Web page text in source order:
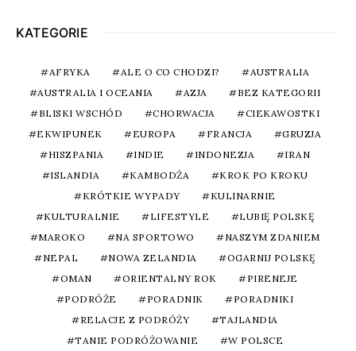
KATEGORIE
AFRYKA ALE O CO CHODZI?
AUSTRALIA
AUSTRALIA I OCEANIA
AZJA
BEZ KATEGORII
BLISKI WSCHÓD
CHORWACJA
CIEKAWOSTKI
EKWIPUNEK
EUROPA FRANCJA
GRUZJA
HISZPANIA
INDIE INDONEZJA
IRAN
ISLANDIA
KAMBODŻA
KROK PO KROKU
KRÓTKIE WYPADY
KULINARNIE
KULTURALNIE
LIFESTYLE
LUBIĘ POLSKĘ
MAROKO
NA SPORTOWO
NASZYM ZDANIEM
NEPAL
NOWA ZELANDIA
OGARNIJ POLSKĘ
OMAN
ORIENTALNY ROK
PIRENEJE
PODRÓŻE
PORADNIK
PORADNIKI
RELACJE Z PODRÓŻY
TAJLANDIA
TANIE PODRÓŻOWANIE
W POLSCE